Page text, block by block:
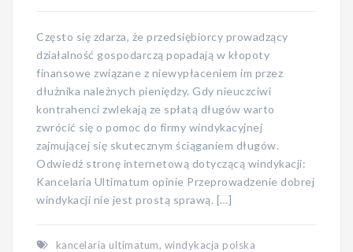
Często się zdarza, że przedsiębiorcy prowadzący
działalność gospodarczą popadają w kłopoty
finansowe związane z niewypłaceniem im przez
dłużnika należnych pieniędzy. Gdy nieuczciwi
kontrahenci zwlekają ze spłatą długów warto
zwrócić się o pomoc do firmy windykacyjnej
zajmującej się skutecznym ściąganiem długów.
Odwiedź stronę internetową dotyczącą windykacji:
Kancelaria Ultimatum opinie Przeprowadzenie dobrej
windykacji nie jest prostą sprawą. […]
kancelaria ultimatum, windykacja polska